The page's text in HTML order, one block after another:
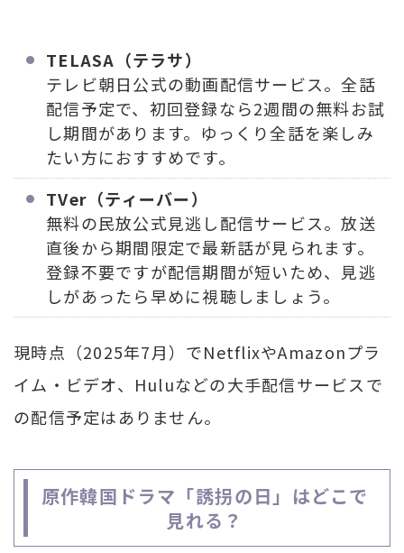
TELASA（テラサ）
テレビ朝日公式の動画配信サービス。全話
配信予定で、初回登録なら2週間の無料お試
し期間があります。ゆっくり全話を楽しみ
たい方におすすめです。
TVer（ティーバー）
無料の民放公式見逃し配信サービス。放送
直後から期間限定で最新話が見られます。
登録不要ですが配信期間が短いため、見逃
しがあったら早めに視聴しましょう。
現時点（2025年7月）でNetflixやAmazonプラ
イム・ビデオ、Huluなどの大手配信サービスで
の配信予定はありません。
原作韓国ドラマ「誘拐の日」はどこで
見れる？